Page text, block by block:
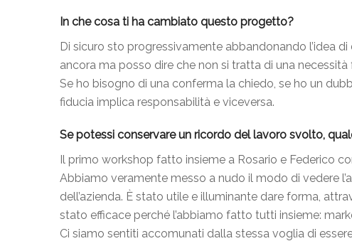
In che cosa ti ha cambiato questo progetto?
Di sicuro sto progressivamente abbandonando l’idea
ancora ma posso dire che non si tratta di una
Se ho bisogno di una conferma la chiedo, se ho un
fiducia implica responsabilità e viceversa.
Se potessi conservare un ricordo del lavoro svolto,
Il primo workshop fatto insieme a Rosario e Federico
Abbiamo veramente messo a nudo il modo di vedere
dell’azienda. È stato utile e illuminante dare forma,
stato efficace perché l’abbiamo fatto tutti insieme:
Ci siamo sentiti accomunati dalla stessa voglia di